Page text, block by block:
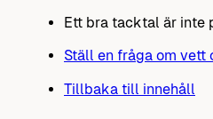
Ett bra tacktal är inte
Ställ en fråga om vett
Tillbaka till innehåll